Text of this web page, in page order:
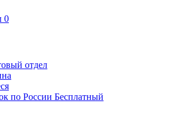
0
отдел
по России Бесплатный